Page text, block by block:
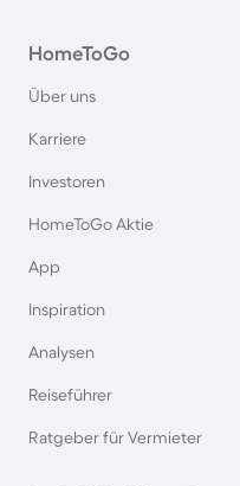
HomeToGo
Über uns
Karriere
Investoren
HomeToGo Aktie
App
Inspiration
Analysen
Reiseführer
Ratgeber für Vermieter